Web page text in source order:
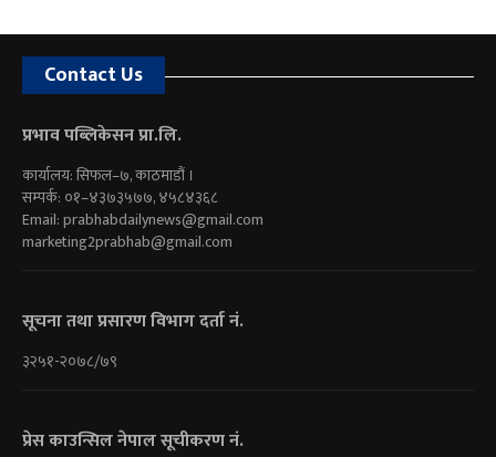
Contact Us
प्रभाव पब्लिकेसन प्रा.लि.
कार्यालय: सिफल–७, काठमाडौं ।
सम्पर्क: ०१–४३७३५७७, ४५८४३६८
Email:prabhabdailynews@gmail.com
marketing2prabhab@gmail.com
सूचना तथा प्रसारण विभाग दर्ता नं.
३२५१-२०७८/७९
प्रेस काउन्सिल नेपाल सूचीकरण नं.